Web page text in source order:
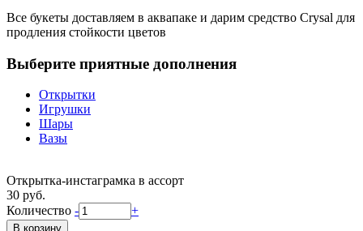
Все букеты доставляем в аквапаке и дарим средство Crysal для
продления стойкости цветов
Выберите приятные дополнения
Открытки
Игрушки
Шары
Вазы
Открытка-инстаграмка в ассорт
30 руб.
Количество - +